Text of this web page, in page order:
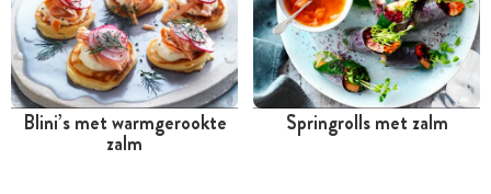
Tussen 30 minuten en 1
Blini’s met warmgerookte
zalm
Springrolls met zalm